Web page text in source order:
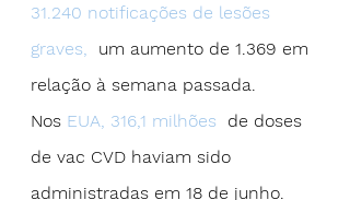
31.240 notificações de lesões
graves,
  um aumento de 1.369 em
relação à semana passada.
Nos EUA, 316,1 milhões
  de doses
de vac CVD haviam sido
administradas em 18 de junho.